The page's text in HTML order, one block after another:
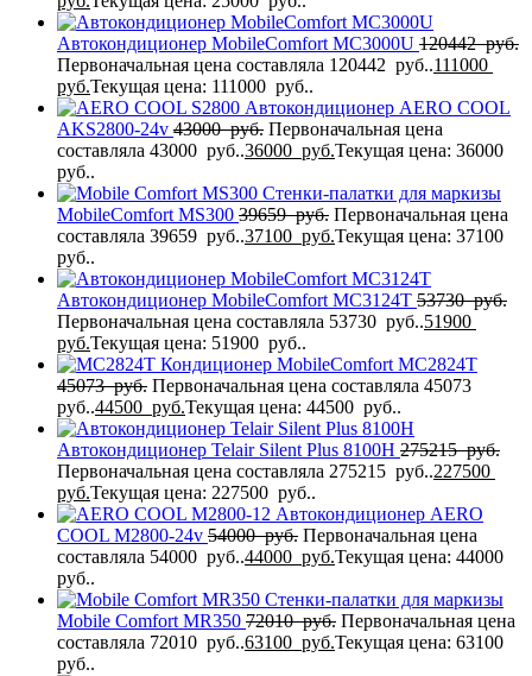
Автокондиционер MobileComfort MC3000U 120442руб.
Первоначальная цена составляла 120442 руб..111000
руб.Текущая цена: 111000 руб..
Автокондиционер AERO COOL
AKS2800-24v 43000руб. Первоначальная цена
составляла 43000 руб..36000 руб.Текущая цена: 36000
руб..
Стенки-палатки для маркизы
MobileComfort МS300 39659руб. Первоначальная цена
составляла 39659 руб..37100 руб.Текущая цена: 37100
руб..
Автокондиционер MobileComfort MC3124T 53730руб.
Первоначальная цена составляла 53730 руб..51900
руб.Текущая цена: 51900 руб..
Кондиционер MobileComfort MC2824T
45073руб. Первоначальная цена составляла 45073
руб..44500 руб.Текущая цена: 44500 руб..
Автокондиционер Telair Silent Plus 8100H 275215руб.
Первоначальная цена составляла 275215 руб..227500
руб.Текущая цена: 227500 руб..
Автокондиционер AERO
COOL M2800-24v 54000руб. Первоначальная цена
составляла 54000 руб..44000 руб.Текущая цена: 44000
руб..
Стенки-палатки для маркизы
Mobile Comfort MR350 72010руб. Первоначальная цена
составляла 72010 руб..63100 руб.Текущая цена: 63100
руб..